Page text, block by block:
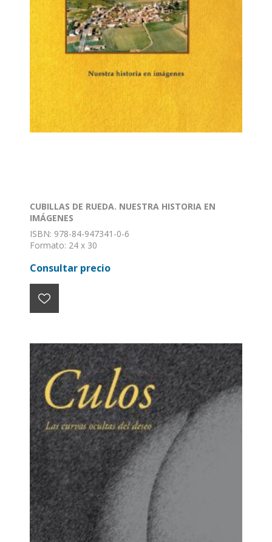
CUBILLAS DE RUEDA. NUESTRA HISTORIA EN
IMÁGENES
ISBN: 978-84-947341-0-6
Formato: 24 x 30
Encuadernación: Tapa dura
Consultar precio